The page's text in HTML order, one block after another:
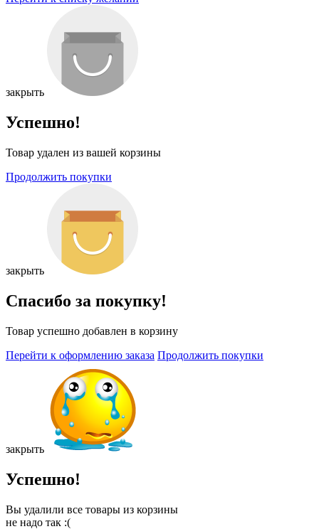
закрыть
Успешно!
Товар удален из вашей корзины
Продолжить покупки
закрыть
Спасибо за покупку!
Товар успешно добавлен в корзину
Перейти к оформлению заказа Продолжить покупки
закрыть
Успешно!
Вы удалили все товары из корзины
не надо так :(